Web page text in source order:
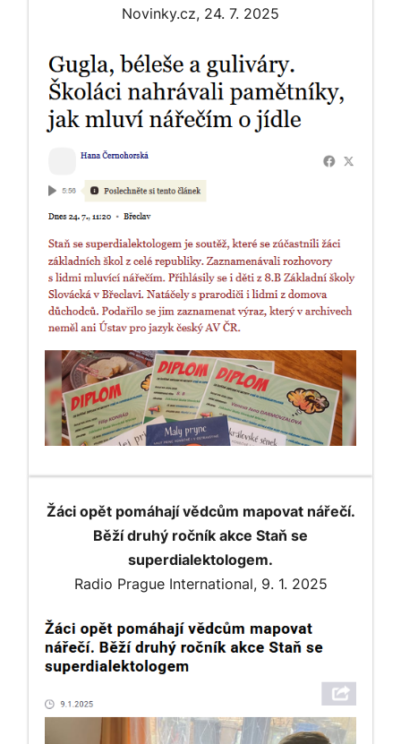
Novinky.cz, 24. 7. 2025
Žáci opět pomáhají vědcům mapovat nářečí.
Běží druhý ročník akce Staň se
superdialektologem.
Radio Prague International, 9. 1. 2025